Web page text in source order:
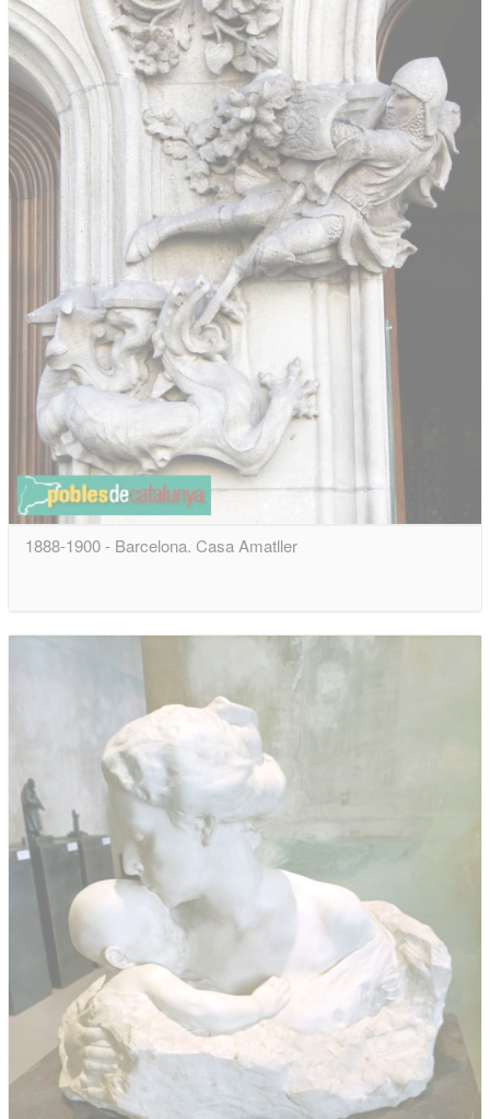
1888-1900 - Barcelona. Casa Amatller